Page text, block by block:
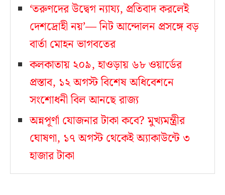
‘তরুণদের উদ্বেগ ন্যায্য, প্রতিবাদ করলেই
দেশদ্রোহী নয়’— নিট আন্দোলন প্রসঙ্গে বড়
বার্তা মোহন ভাগবতের
কলকাতায় ২০৯, হাওড়ায় ৬৮ ওয়ার্ডের
প্রস্তাব, ১২ অগস্ট বিশেষ অধিবেশনে
সংশোধনী বিল আনছে রাজ্য
অন্নপূর্ণা যোজনার টাকা কবে? মুখ্যমন্ত্রীর
ঘোষণা, ১৭ অগস্ট থেকেই অ্যাকাউন্টে ৩
হাজার টাকা